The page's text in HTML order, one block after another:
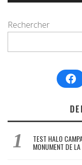
Rechercher
TEST HALO
MONUMENT DE